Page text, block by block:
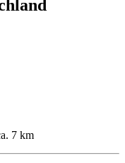
7 km